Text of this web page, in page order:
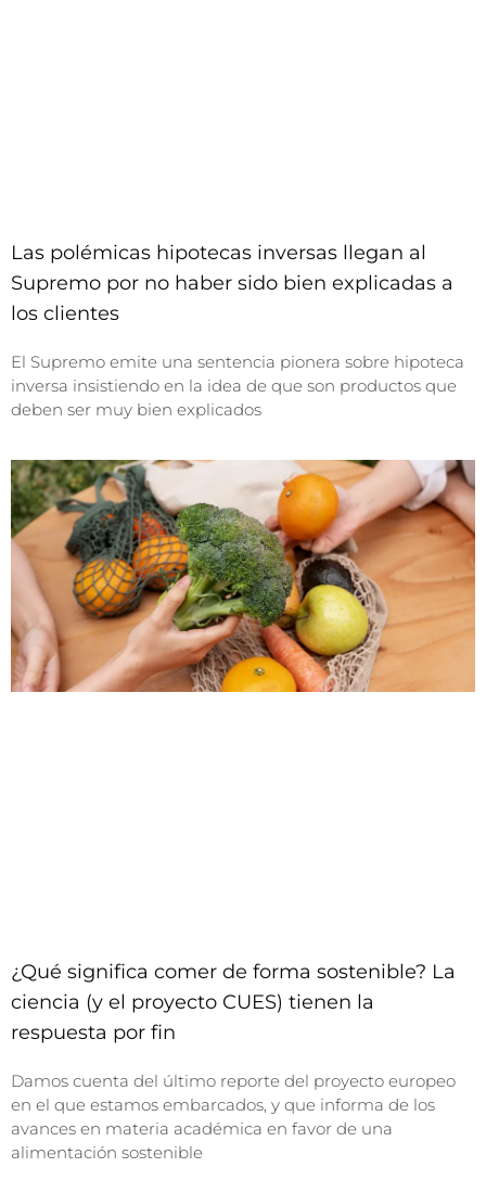
Las polémicas hipotecas inversas llegan al
Supremo por no haber sido bien explicadas a
los clientes
El Supremo emite una sentencia pionera sobre hipoteca
inversa insistiendo en la idea de que son productos que
deben ser muy bien explicados
¿Qué significa comer de forma sostenible? La
ciencia (y el proyecto CUES) tienen la
respuesta por fin
Damos cuenta del último reporte del proyecto europeo
en el que estamos embarcados, y que informa de los
avances en materia académica en favor de una
alimentación sostenible